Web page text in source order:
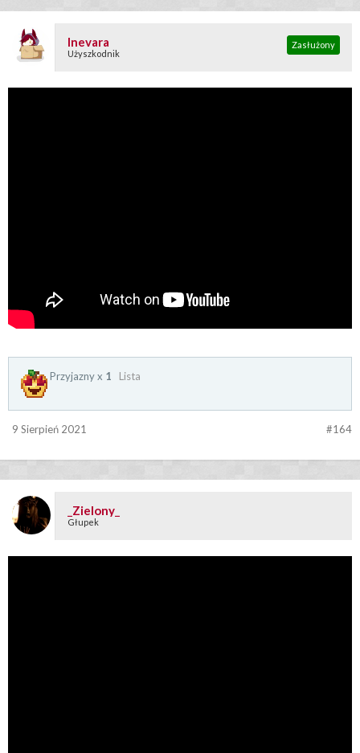
Inevara
Użyszkodnik
Zasłużony
Przyjazny x 1 Lista
#164
9 Sierpień 2021
_Zielony_
Głupek